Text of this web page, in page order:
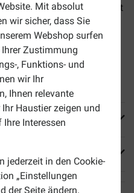
Mit absolut
wir sicher, dass Sie
Webshop surfen
Zustimmung
, Funktions- und
wir Ihr
Ihnen relevante
Haustier zeigen und
Ihre Interessen
jederzeit in den Cookie-
„Einstellungen
der Seite ändern.
mit Huhn und geeignet